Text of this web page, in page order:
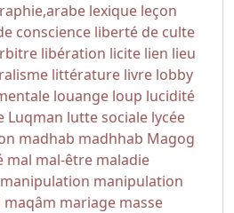
lexique leçon
conscience liberté de culte
libération licite lien lieu
littérature livre lobby
louange loup lucidité
Luqman lutte sociale lycée
madhab madhhab Magog
mal mal-être maladie
manipulation manipulation
maqâm mariage masse